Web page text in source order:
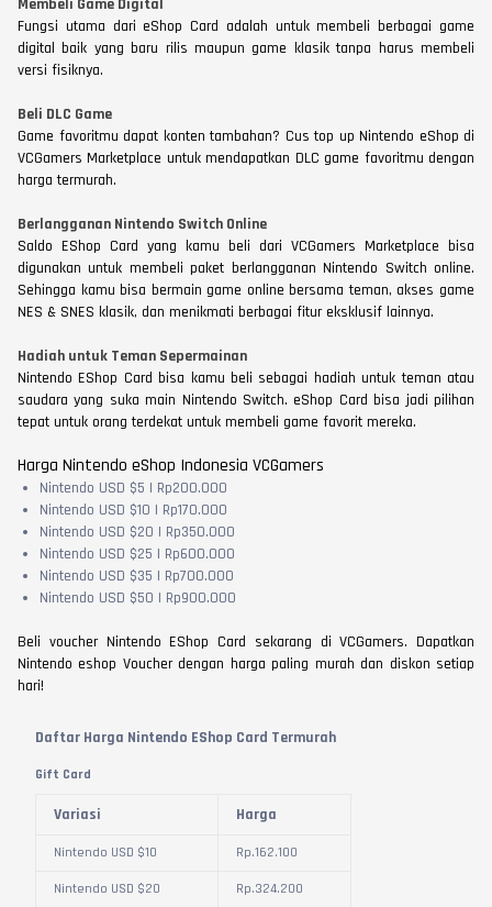
Membeli Game Digital
Fungsi utama dari eShop Card adalah untuk membeli berbagai game
digital baik yang baru rilis maupun game klasik tanpa harus membeli
versi fisiknya.
Beli DLC Game
Game favoritmu dapat konten tambahan? Cus top up Nintendo eShop di
VCGamers Marketplace untuk mendapatkan DLC game favoritmu dengan
harga termurah.
Berlangganan Nintendo Switch Online
Saldo EShop Card yang kamu beli dari VCGamers Marketplace bisa
digunakan untuk membeli paket berlangganan Nintendo Switch online.
Sehingga kamu bisa bermain game online bersama teman, akses game
NES & SNES klasik, dan menikmati berbagai fitur eksklusif lainnya.
Hadiah untuk Teman Sepermainan
Nintendo EShop Card bisa kamu beli sebagai hadiah untuk teman atau
saudara yang suka main Nintendo Switch. eShop Card bisa jadi pilihan
tepat untuk orang terdekat untuk membeli game favorit mereka.
Harga Nintendo eShop Indonesia VCGamers
Nintendo USD $5 | Rp200.000
Nintendo USD $10 | Rp170.000
Nintendo USD $20 | Rp350.000
Nintendo USD $25 | Rp600.000
Nintendo USD $35 | Rp700.000
Nintendo USD $50 | Rp900.000
Beli voucher Nintendo EShop Card sekarang di VCGamers. Dapatkan
Nintendo eshop Voucher dengan harga paling murah dan diskon setiap
hari!
Daftar Harga Nintendo EShop Card Termurah
Gift Card
Variasi Harga
Nintendo USD $10 Rp.162.100
Nintendo USD $20 Rp.324.200